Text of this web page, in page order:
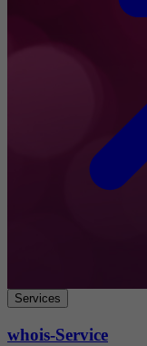
Services
whois-Service